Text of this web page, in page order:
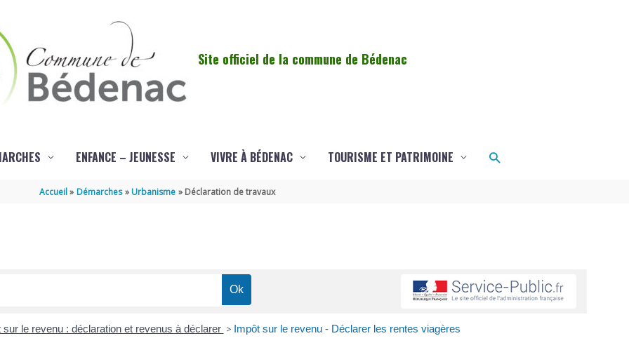
Site officiel de la commune de Bédenac
ENFANCE – JEUNESSE VIVRE À BÉDENAC TOURISME ET PATRIMOINE Rechercher
Accueil Démarches Urbanisme Déclaration de travaux
sur le revenu : déclaration et revenus à déclarer > Impôt sur le revenu - Déclarer les rentes viagères